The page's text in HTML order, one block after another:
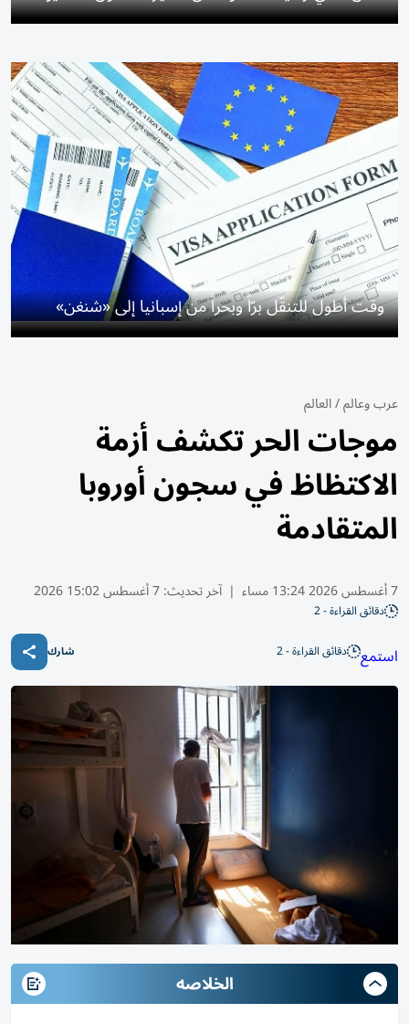
وقت أطول للتنقّل برّاً وبحراً من إسبانيا إلى «شنغن»
عرب وعالم/العالم
موجات الحر تكشف أزمة
الاكتظاظ في سجون أوروبا
المتقادمة
7 أغسطس 2026 13:24 مساء | آخر تحديث:7 أغسطس 15:02 2026
دقائق القراءة - 2
استمع دقائق القراءة - 2 شارك
الخلاصه